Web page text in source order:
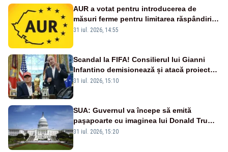
AUR a votat pentru introducerea de
măsuri ferme pentru limitarea răspândirii
virusului pestei porcine africane
31 iul. 2026, 14:55
Scandal la FIFA! Consilierul lui Gianni
Infantino demisionează și atacă proiectul
privind investitorii străini
31 iul. 2026, 15:10
SUA: Guvernul va începe să emită
paşapoarte cu imaginea lui Donald Trump
începând cu 8 august
31 iul. 2026, 15:20